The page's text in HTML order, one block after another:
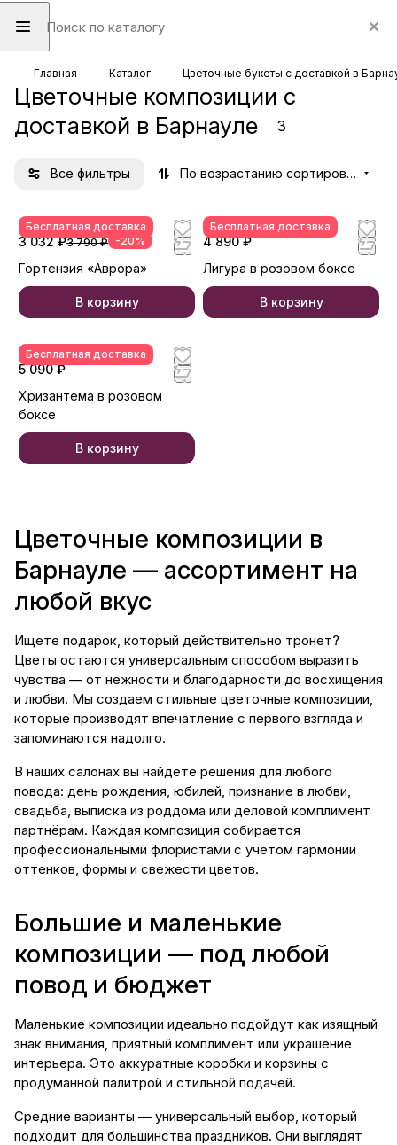
Главная Каталог Цветочные букеты с доставкой в
Цветочные композиции с
доставкой в Барнауле
3
Все фильтры По возрастанию сортировки
Бесплатная доставка
3 032 ₽3 790 ₽ -20%
Гортензия «Аврора»
В корзину
Бесплатная доставка
4 890 ₽
Лигура в розовом боксе
В корзину
Бесплатная доставка
5 090 ₽
Хризантема в розовом
боксе
В корзину
Цветочные композиции в
Барнауле — ассортимент на
любой вкус
Ищете подарок, который действительно тронет?
Цветы остаются универсальным способом выразить
чувства — от нежности и благодарности до восхищения
и любви. Мы создаем стильные цветочные композиции,
которые производят впечатление с первого взгляда и
запоминаются надолго.
В наших салонах вы найдете решения для любого
повода: день рождения, юбилей, признание в любви,
свадьба, выписка из роддома или деловой комплимент
партнёрам. Каждая композиция собирается
профессиональными флористами с учетом гармонии
оттенков, формы и свежести цветов.
Большие и маленькие
композиции — под любой
повод и бюджет
Маленькие композиции идеально подойдут как изящный
знак внимания, приятный комплимент или украшение
интерьера. Это аккуратные коробки и корзины с
продуманной палитрой и стильной подачей.
Средние варианты — универсальный выбор, который
подходит для большинства праздников. Они выглядят